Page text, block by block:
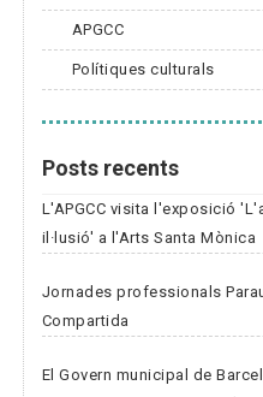
APGCC
Polítiques culturals
Posts recents
L'APGCC visita l'exposició
il·lusió' a l'Arts Santa Mònica
Jornades professionals
Compartida
El Govern municipal de